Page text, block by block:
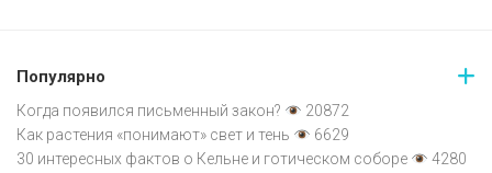
Популярно
Когда появился письменный закон?
20872
Как растения «понимают» свет и тень
6629
30 интересных фактов о Кельне и готическом соборе
4280